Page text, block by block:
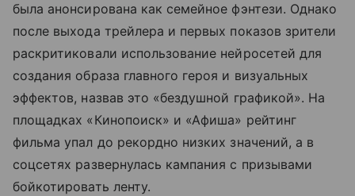
была анонсирована как семейное фэнтези. Однако
после выхода трейлера и первых показов зрители
раскритиковали использование нейросетей для
создания образа главного героя и визуальных
эффектов, назвав это «бездушной графикой». На
площадках «Кинопоиск» и «Афиша» рейтинг
фильма упал до рекордно низких значений, а в
соцсетях развернулась кампания с призывами
бойкотировать ленту.